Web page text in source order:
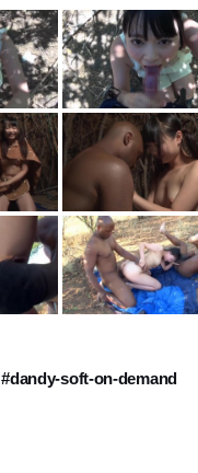
#dandy-soft-on-demand